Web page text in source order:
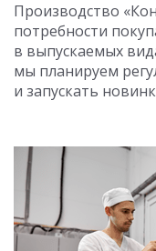
Производство
потребности
в выпускаемых
мы планируем
и запускать